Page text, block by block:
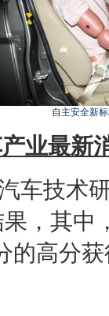
自主安全新
业最新
技术
，其中
的高分